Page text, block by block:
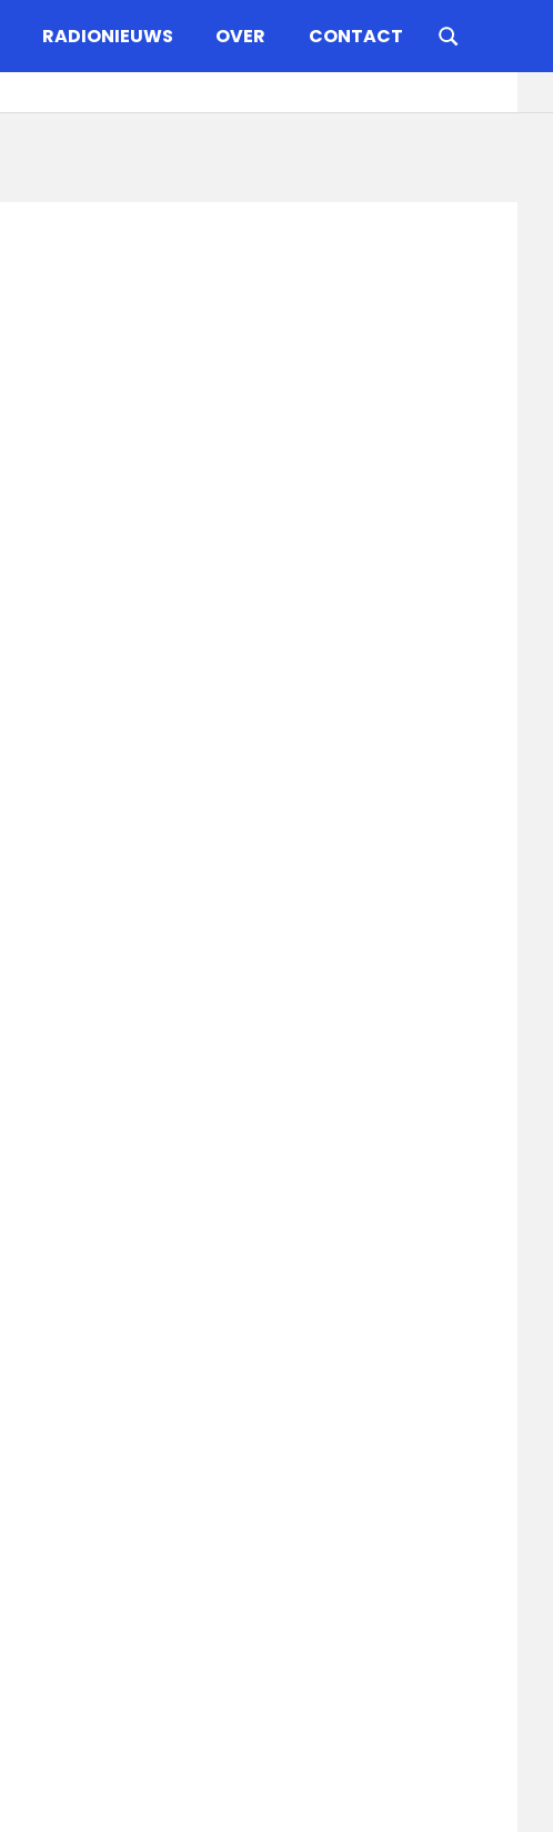
RADIONIEUWS OVER CONTACT